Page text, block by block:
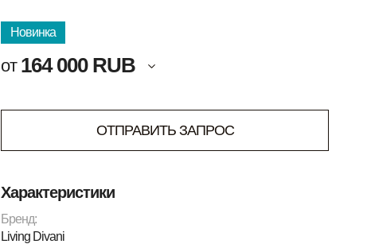
Новинка
от 164 000 RUB
ОТПРАВИТЬ ЗАПРОС
Характеристики
Бренд:
Living Divani